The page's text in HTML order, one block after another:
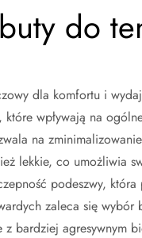
do
dla komfortu i
wpływają na
na
lekkie, co umożliwia
podeszwy,
zaleca się wybór
bardziej agresywnym